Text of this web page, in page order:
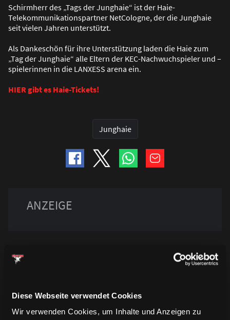
Diese Webseite verwendet Cookies
Wir verwenden Cookies, um Inhalte und Anzeigen zu
Schirmherr des „Tags der Junghaie“ ist der Haie-
Telekommunikationspartner NetCologne, der die Junghaie
seit vielen Jahren unterstützt.
Als Dankeschön für ihre Unterstützung laden die Haie zum
„Tag der Junghaie“ alle Eltern der KEC-Nachwuchspieler und –
spielerinnen in die LANXESS arena ein.
HIER gibt es Haie-Tickets!
Junghaie